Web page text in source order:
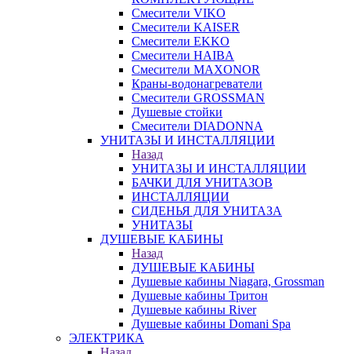
Смесители VIKO
Смесители KAISER
Смесители EKKO
Смесители HAIBA
Смесители MAXONOR
Краны-водонагреватели
Смесители GROSSMAN
Душевые стойки
Смесители DIADONNA
УНИТАЗЫ И ИНСТАЛЛЯЦИИ
Назад
УНИТАЗЫ И ИНСТАЛЛЯЦИИ
БАЧКИ ДЛЯ УНИТАЗОВ
ИНСТАЛЛЯЦИИ
СИДЕНЬЯ ДЛЯ УНИТАЗА
УНИТАЗЫ
ДУШЕВЫЕ КАБИНЫ
Назад
ДУШЕВЫЕ КАБИНЫ
Душевые кабины Niagara, Grossman
Душевые кабины Тритон
Душевые кабины River
Душевые кабины Domani Spa
ЭЛЕКТРИКА